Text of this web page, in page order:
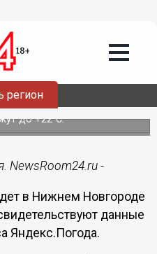
регион
Нижним
до +22°С.
NewsRoom24.ru -
в Нижнем Новгороде
данные
Яндекс.Погода.